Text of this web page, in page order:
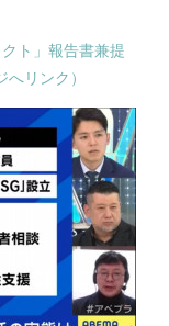
ト」報告書兼提
リンク）